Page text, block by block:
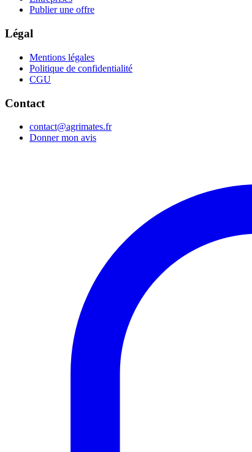
Publier une offre
Légal
Mentions légales
Politique de confidentialité
CGU
Contact
contact@agrimates.fr
Donner mon avis